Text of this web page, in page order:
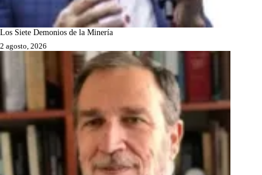
Los Siete Demonios de la Minería
2 agosto, 2026